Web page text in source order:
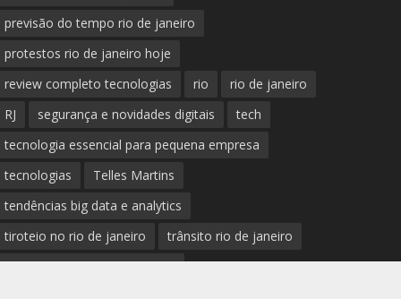
previsão do tempo rio de janeiro
protestos rio de janeiro hoje
review completo tecnologias
rio
rio de janeiro
RJ
segurança e novidades digitais
tech
tecnologia essencial para pequena empresa
tecnologias
Telles Martins
tendências big data e analytics
tiroteio no rio de janeiro
trânsito rio de janeiro
tudo sobre a nova tecnologia